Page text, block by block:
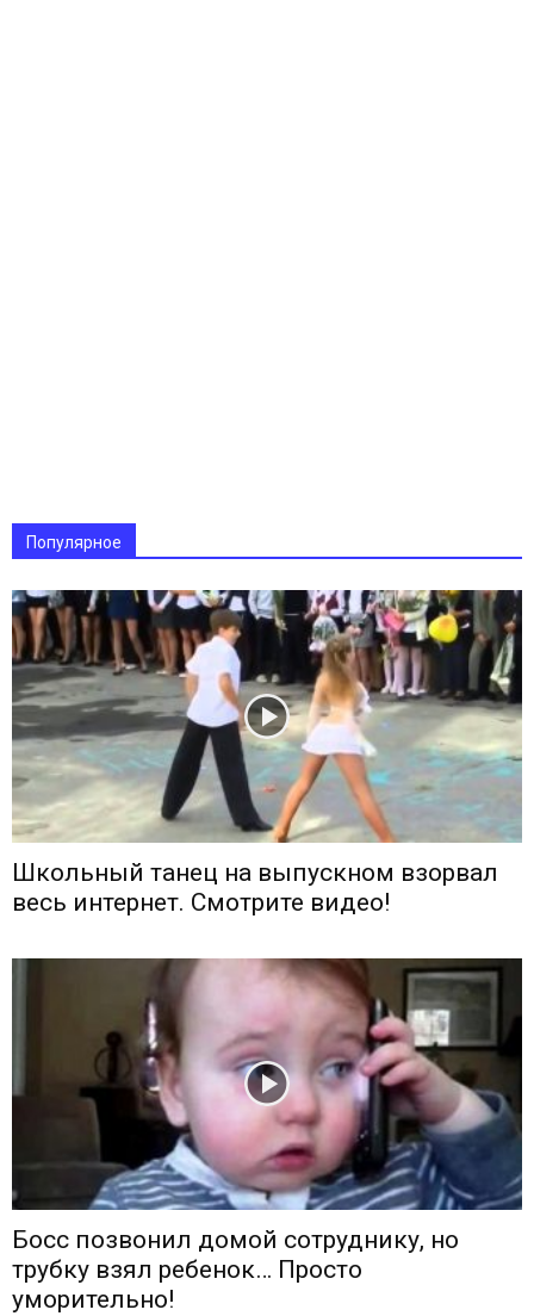
Популярное
Школьный танец на выпускном взорвал
весь интернет. Смотрите видео!
Босс позвонил домой сотруднику, но
трубку взял ребенок… Просто
уморительно!